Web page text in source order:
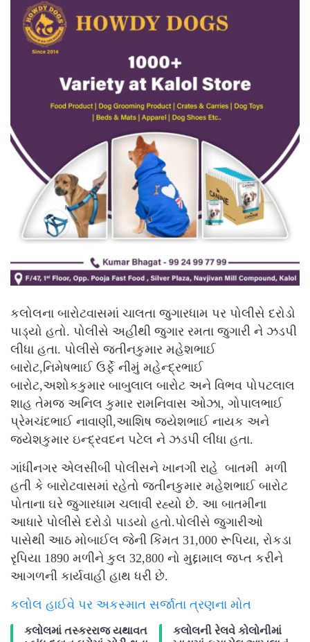
કલોલના બારોટવાસમાં ચાલતા જુગારધામ પર પોલીસે દરોડો
પાડ્યો હતો. પોલીસે અહીંથી જુગાર રમતા જુગારી ને ઝડપી
લીધા હતા. પોલીસે જતીનકુમાર મહેશભાઈ
બારોટ,નિમેષભાઈ ઉર્ફે નીમું મહેન્દ્રભાઈ
બારોટ,અશોકકુમાર બાબુલાલ બારોટ અને વિભવ પોપટલાલ
શાહ તેમજ અનિલ કુમાર રામનિવાસ ઓઝા, ગોપાલભાઈ
પ્રેમચંદભાઈ નાવાણી,આશિષ જયેશભાઈ નાયક અને
જયેશકુમાર ઇન્દ્રવદન પટેલ ને ઝડપી લીધા હતા.
ગાંધીનગર એલસીબી પોલીસને ખાનગી રાહે બાતમી મળી
હતી કે બારોટવાસમાં રહેતો જતીનકુમાર મહેશભાઈ બારોટ
પોતાના ઘરે જુગારધામ ચલાવી રહ્યો છે. આ બાતમીના
આધારે પોલીસે દરોડો પાડયો હતો.પોલીસે જુગારીઓ
પાસેથી આઠ મોબાઈલ જેની કિંમત 31,000 રૂપિયા, રોકડા
રૃપિયા 1890 મળીને કુલ 32,800 નો મુદ્દામાલ જપ્ત કરીને
આગળની કાર્યવાહી હાથ ધરી છે.
કલોલ હાઈવે પર અકસ્માત સર્જાતા ત્રણના મોત
કલોલમાં તસ્કરરાજ યથાવત
કલોલની રેલવે કોલોનીમાં